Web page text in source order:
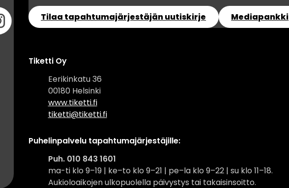
Tilaa tapahtumajärjestäjän uutiskirje Mediapankki
Tiketti Oy
Eerikinkatu 36
00180 Helsinki
www.tiketti.fi
tiketti@tiketti.fi
Puhelinpalvelu tapahtumajärjestäjille:
Puh. 010 843 1601
ma-ti klo 9–19 | ke–to klo 9–21 | pe–la klo 9–22 | su klo 11–18.
Aukioloaikojen ulkopuolella päivystys tai takaisinsoitto.